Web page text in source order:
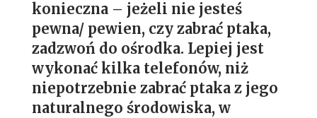
konieczna – jeżeli nie jesteś
pewna/ pewien, czy zabrać ptaka,
zadzwoń do ośrodka. Lepiej jest
wykonać kilka telefonów, niż
niepotrzebnie zabrać ptaka z jego
naturalnego środowiska, w